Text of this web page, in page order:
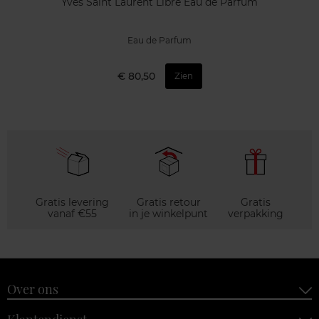
Eau de Parfum
€ 80,50 Zien
Gratis levering
vanaf €55
Gratis retour
in je winkelpunt
Gratis
verpakking
Over ons